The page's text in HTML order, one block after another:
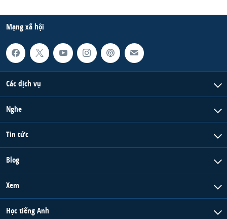
Mạng xã hội
Các dịch vụ
Nghe
Tin tức
Blog
Xem
Học tiếng Anh